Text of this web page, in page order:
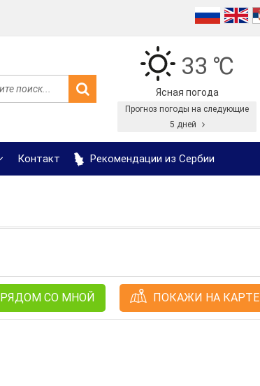
33 ℃
Ясная погода
Прогноз погоды на следующие
5 дней
Контакт Рекомендации из Сербии
РЯДОМ СО МНОЙ ПОКАЖИ НА КАРТЕ